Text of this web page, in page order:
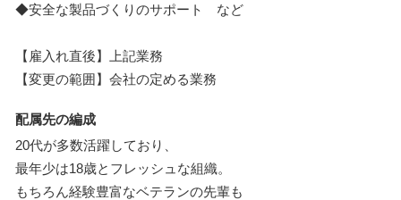
◆安全な製品づくりのサポート など
【雇入れ直後】上記業務
【変更の範囲】会社の定める業務
配属先の編成
20代が多数活躍しており、
最年少は18歳とフレッシュな組織。
もちろん経験豊富なベテランの先輩も